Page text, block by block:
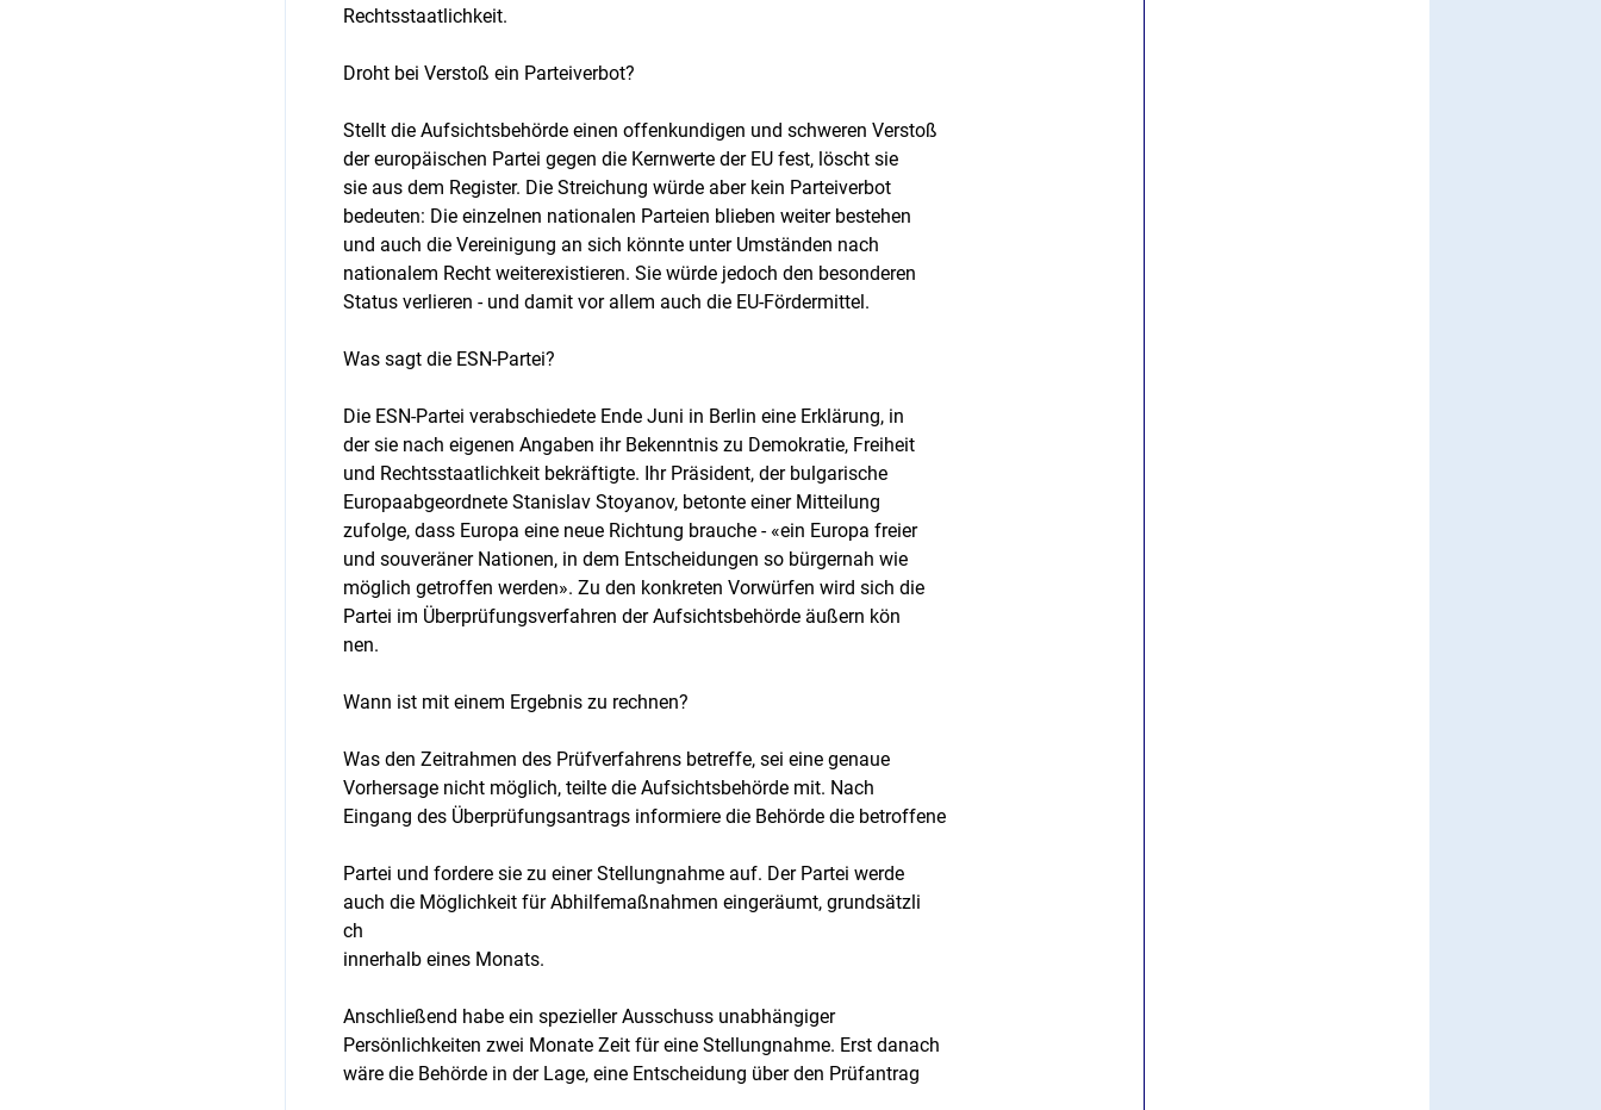
Rechtsstaatlichkeit.
Droht bei Verstoß ein Parteiverbot?
Stellt die Aufsichtsbehörde einen offenkundigen und schweren Verstoß
der europäischen Partei gegen die Kernwerte der EU fest, löscht sie
sie aus dem Register. Die Streichung würde aber kein Parteiverbot
bedeuten: Die einzelnen nationalen Parteien blieben weiter bestehen
und auch die Vereinigung an sich könnte unter Umständen nach
nationalem Recht weiterexistieren. Sie würde jedoch den besonderen
Status verlieren - und damit vor allem auch die EU-Fördermittel.
Was sagt die ESN-Partei?
Die ESN-Partei verabschiedete Ende Juni in Berlin eine Erklärung, in
der sie nach eigenen Angaben ihr Bekenntnis zu Demokratie, Freiheit
und Rechtsstaatlichkeit bekräftigte. Ihr Präsident, der bulgarische
Europaabgeordnete Stanislav Stoyanov, betonte einer Mitteilung
zufolge, dass Europa eine neue Richtung brauche - «ein Europa freier
und souveräner Nationen, in dem Entscheidungen so bürgernah wie
möglich getroffen werden». Zu den konkreten Vorwürfen wird sich die
Partei im Überprüfungsverfahren der Aufsichtsbehörde äußern kön
nen.
Wann ist mit einem Ergebnis zu rechnen?
Was den Zeitrahmen des Prüfverfahrens betreffe, sei eine genaue
Vorhersage nicht möglich, teilte die Aufsichtsbehörde mit. Nach
Eingang des Überprüfungsantrags informiere die Behörde die betroffene
Partei und fordere sie zu einer Stellungnahme auf. Der Partei werde
auch die Möglichkeit für Abhilfemaßnahmen eingeräumt, grundsätzli
ch
innerhalb eines Monats.
Anschließend habe ein spezieller Ausschuss unabhängiger
Persönlichkeiten zwei Monate Zeit für eine Stellungnahme. Erst danach
wäre die Behörde in der Lage, eine Entscheidung über den Prüfantrag